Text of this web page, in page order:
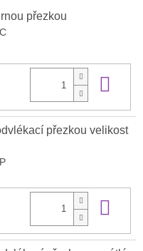
přezkou
přezkou velikost